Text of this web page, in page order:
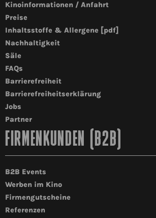
Kinoinformationen / Anfahrt
Preise
Inhaltsstoffe & Allergene [pdf]
Nachhaltigkeit
Säle
FAQs
Barrierefreiheit
Barrierefreiheitserklärung
Jobs
Partner
FIRMENKUNDEN (B2B)
B2B Events
Werben im Kino
Firmengutscheine
Referenzen